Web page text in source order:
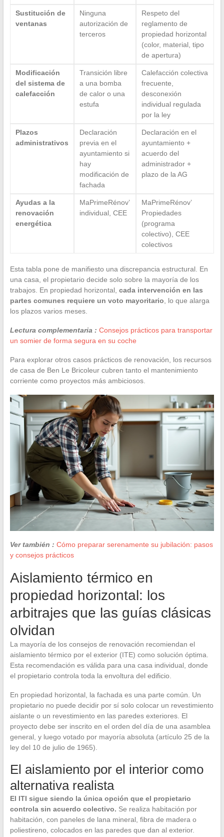
Sustitución de
ventanas
Ninguna
autorización de
terceros
Respeto del
reglamento de
propiedad horizontal
(color, material, tipo
de apertura)
Modificación
del sistema de
calefacción
Transición libre
a una bomba
de calor o una
estufa
Calefacción colectiva
frecuente,
desconexión
individual regulada
por la ley
Plazos
administrativos
Declaración
previa en el
ayuntamiento si
hay
modificación de
fachada
Declaración en el
ayuntamiento +
acuerdo del
administrador +
plazo de la AG
Ayudas a la
renovación
energética
MaPrimeRénov’
individual, CEE
MaPrimeRénov’
Propiedades
(programa
colectivo), CEE
colectivos
Esta tabla pone de manifiesto una discrepancia estructural. En
una casa, el propietario decide solo sobre la mayoría de los
trabajos. En propiedad horizontal, cada intervención en las
partes comunes requiere un voto mayoritario , lo que alarga
los plazos varios meses.
Lectura complementaria : Consejos prácticos para transportar
un somier de forma segura en su coche
Para explorar otros casos prácticos de renovación, los recursos
de casa de Ben Le Bricoleur cubren tanto el mantenimiento
corriente como proyectos más ambiciosos.
Ver también : Cómo preparar serenamente su jubilación: pasos
y consejos prácticos
Aislamiento térmico en
propiedad horizontal: los
arbitrajes que las guías clásicas
olvidan
La mayoría de los consejos de renovación recomiendan el
aislamiento térmico por el exterior (ITE) como solución óptima.
Esta recomendación es válida para una casa individual, donde
el propietario controla toda la envoltura del edificio.
En propiedad horizontal, la fachada es una parte común. Un
propietario no puede decidir por sí solo colocar un revestimiento
aislante o un revestimiento en las paredes exteriores. El
proyecto debe ser inscrito en el orden del día de una asamblea
general, y luego votado por mayoría absoluta (artículo 25 de la
ley del 10 de julio de 1965).
El aislamiento por el interior como
alternativa realista
El ITI sigue siendo la única opción que el propietario
controla sin acuerdo colectivo. Se realiza habitación por
habitación, con paneles de lana mineral, fibra de madera o
poliestireno, colocados en las paredes que dan al exterior.